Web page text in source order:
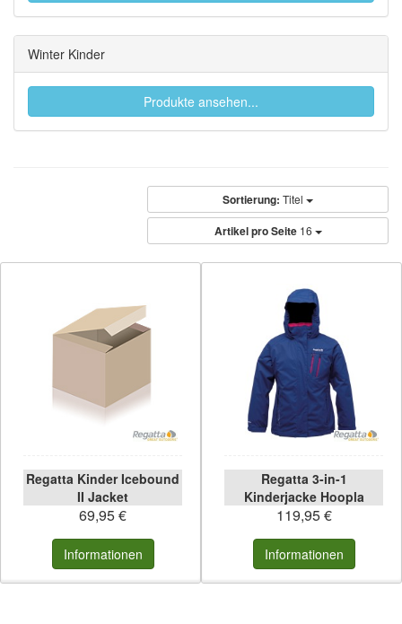
Winter Kinder
Produkte ansehen...
Sortierung: Titel
Artikel pro Seite 16
Regatta Kinder Icebound
II Jacket
69,95 €
Informationen
Regatta 3-in-1
Kinderjacke Hoopla
119,95 €
Informationen